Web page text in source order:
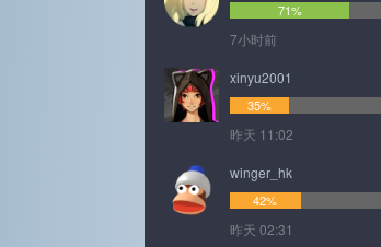
71%
7小时前
xinyu2001
35%
昨天 11:02
winger_hk
42%
昨天 02:31